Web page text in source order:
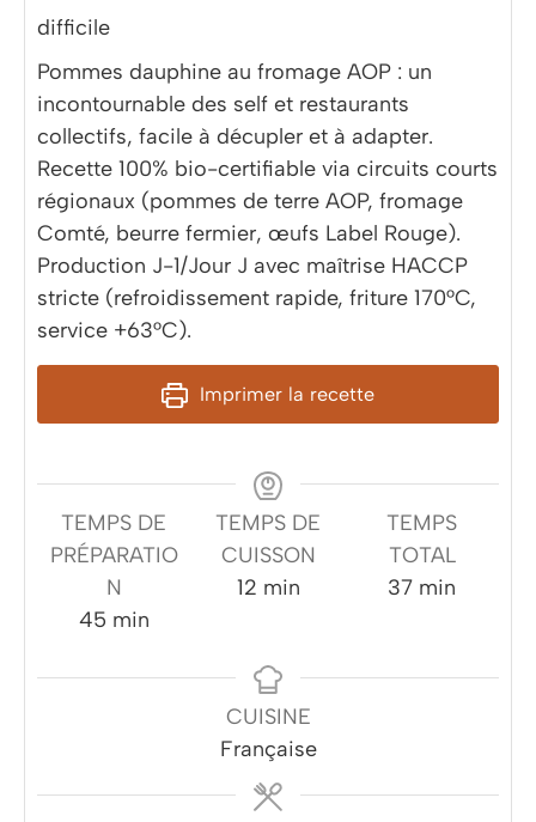
difficile
Pommes dauphine au fromage AOP : un
incontournable des self et restaurants
collectifs, facile à décupler et à adapter.
Recette 100% bio-certifiable via circuits courts
régionaux (pommes de terre AOP, fromage
Comté, beurre fermier, œufs Label Rouge).
Production J-1/Jour J avec maîtrise HACCP
stricte (refroidissement rapide, friture 170°C,
service +63°C).
Imprimer la recette
TEMPS DE
PRÉPARATIO
N
45minutes
min
TEMPS DE
CUISSON
12minutes
min
TEMPS
TOTAL
37minutes
min
CUISINE
Française